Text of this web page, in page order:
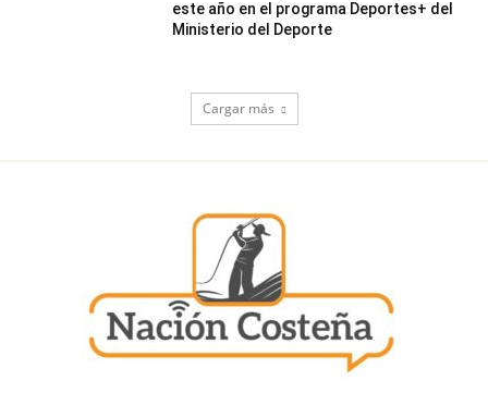
este año en el programa Deportes+ del
Ministerio del Deporte
Cargar más